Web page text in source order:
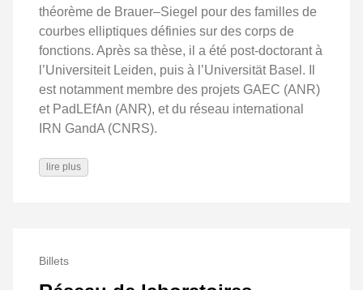
théorème de Brauer–Siegel pour des familles de
courbes elliptiques définies sur des corps de
fonctions. Après sa thèse, il a été post-doctorant à
l’Universiteit Leiden, puis à l’Universität Basel. Il
est notamment membre des projets GAEC (ANR)
et PadLEfAn (ANR), et du réseau international
IRN GandA (CNRS).
lire plus
Billets